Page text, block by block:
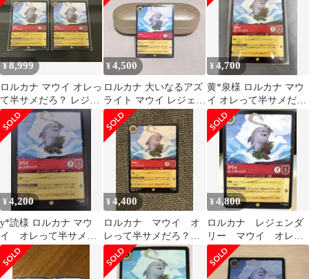
¥8,999
ロルカナ マウイ オレっ
て半サメだろ？ レジェ
ンダリー 2枚
¥4,500
ロルカナ 大いなるアズ
ライト マウイ レジェン
ダリー
¥4,700
黄*泉様 ロルカナ マウ
イ オレって半サメだ
ろ？ レジェンダリー
¥4,200
y*読様 ロルカナ マウ
イ オレって半サメだ
ろ？
¥4,400
ロルカナ マウイ オ
レって半サメだろ？
ノンホイル
¥4,800
ロルカナ レジェンダ
リー マウイ オレっ
て半サメだろ？